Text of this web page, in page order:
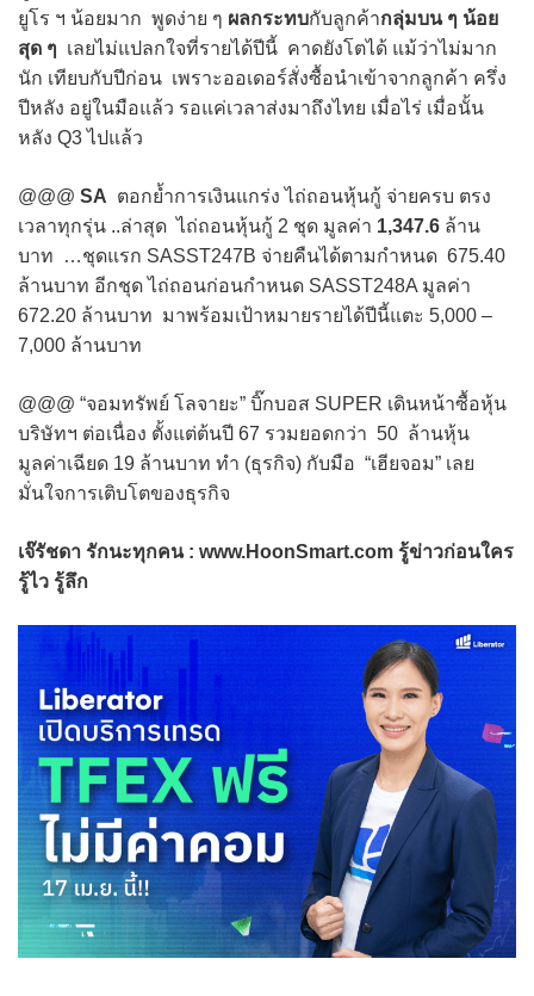
ยูโร ฯ น้อยมาก พูดง่าย ๆ ผลกระทบกับลูกค้ากลุ่มบน ๆ น้อย
สุด ๆ เลยไม่แปลกใจที่รายได้ปีนี้ คาดยังโตได้ แม้ว่าไม่มาก
นัก เทียบกับปีก่อน เพราะออเดอร์สั่งซื้อนำเข้าจากลูกค้า ครึ่ง
ปีหลัง อยู่ในมือแล้ว รอแค่เวลาส่งมาถึงไทย เมื่อไร่ เมื่อนั้น
หลัง Q3 ไปแล้ว
@@@ SA ตอกย้ำการเงินแกร่ง ไถ่ถอนหุ้นกู้ จ่ายครบ ตรง
เวลาทุกรุ่น ..ล่าสุด ไถ่ถอนหุ้นกู้ 2 ชุด มูลค่า 1,347.6 ล้าน
บาท …ชุดแรก SASST247B จ่ายคืนได้ตามกำหนด 675.40
ล้านบาท อีกชุด ไถ่ถอนก่อนกำหนด SASST248A มูลค่า
672.20 ล้านบาท มาพร้อมเป้าหมายรายได้ปีนี้แตะ 5,000 –
7,000 ล้านบาท
@@@ “จอมทรัพย์ โลจายะ” บิ๊กบอส SUPER เดินหน้าซื้อหุ้น
บริษัทฯ ต่อเนื่อง ตั้งแต่ต้นปี 67 รวมยอดกว่า 50 ล้านหุ้น
มูลค่าเฉียด 19 ล้านบาท ทำ (ธุรกิจ) กับมือ “เฮียจอม” เลย
มั่นใจการเติบโตของธุรกิจ
เจ๊รัชดา รักนะทุกคน : www.HoonSmart.com รู้ข่าวก่อนใคร
รู้ไว รู้ลึก